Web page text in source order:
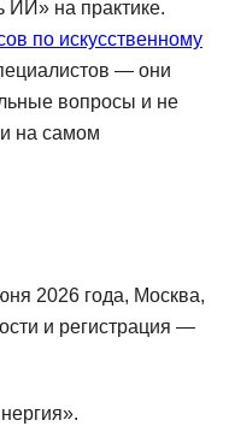
ИИ» на практике.
по искусственному
— они
вопросы и не
на самом
2026 года, Москва,
и регистрация —